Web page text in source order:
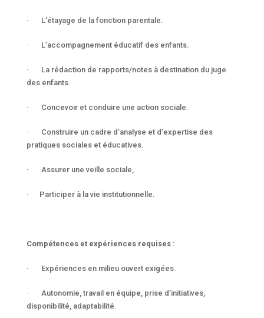
· L’étayage de la fonction parentale.
· L’accompagnement éducatif des enfants.
· La rédaction de rapports/notes à destination du juge
des enfants.
· Concevoir et conduire une action sociale.
· Construire un cadre d’analyse et d’expertise des
pratiques sociales et éducatives.
· Assurer une veille sociale,
· Participer à la vie institutionnelle.
Compétences et expériences requises :
· Expériences en milieu ouvert exigées.
· Autonomie, travail en équipe, prise d’initiatives,
disponibilité, adaptabilité.